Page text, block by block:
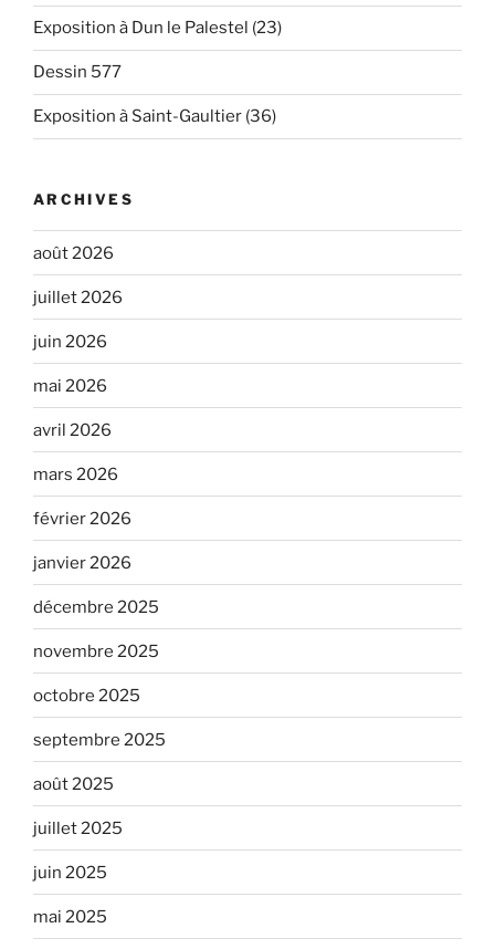
Exposition à Dun le Palestel (23)
Dessin 577
Exposition à Saint-Gaultier (36)
ARCHIVES
août 2026
juillet 2026
juin 2026
mai 2026
avril 2026
mars 2026
février 2026
janvier 2026
décembre 2025
novembre 2025
octobre 2025
septembre 2025
août 2025
juillet 2025
juin 2025
mai 2025